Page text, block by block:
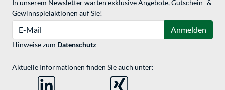
In unserem Newsletter warten exklusive Angebote, Gutschein- &
Gewinnspielaktionen auf Sie!
Anmelden
Hinweise zum Datenschutz
Aktuelle Informationen finden Sie auch unter: